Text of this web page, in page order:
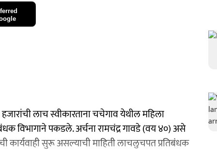
लाच स्वीकारताना चचेगाव येथील महिला
विभागाने पकडले. अर्चना रामचंद्र गावडे (वय ४०) असे
कार्यवाही सुरू असल्याची माहिती लाचलुचपत प्रतिबंधक